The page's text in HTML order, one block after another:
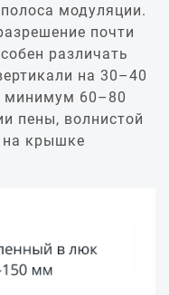
модуляции.
почти
различать
на 30–40
минимум 60–80
пены, волнистой
на крышке